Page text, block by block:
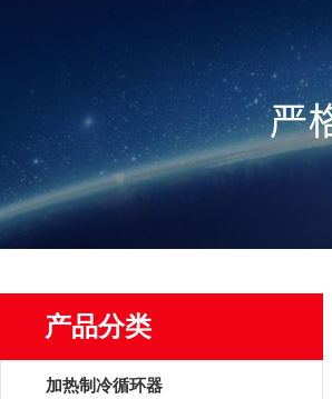
产品分类
加热制冷循环器